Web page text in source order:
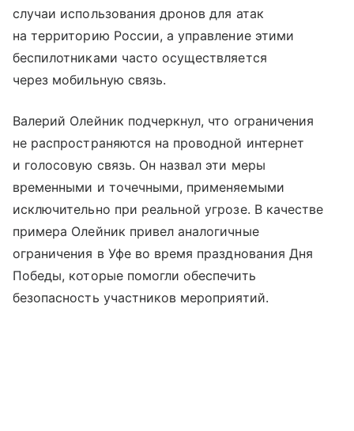
случаи использования дронов для атак
на территорию России, а управление этими
беспилотниками часто осуществляется
через мобильную связь.
Валерий Олейник подчеркнул, что ограничения
не распространяются на проводной интернет
и голосовую связь. Он назвал эти меры
временными и точечными, применяемыми
исключительно при реальной угрозе. В качестве
примера Олейник привел аналогичные
ограничения в Уфе во время празднования Дня
Победы, которые помогли обеспечить
безопасность участников мероприятий.